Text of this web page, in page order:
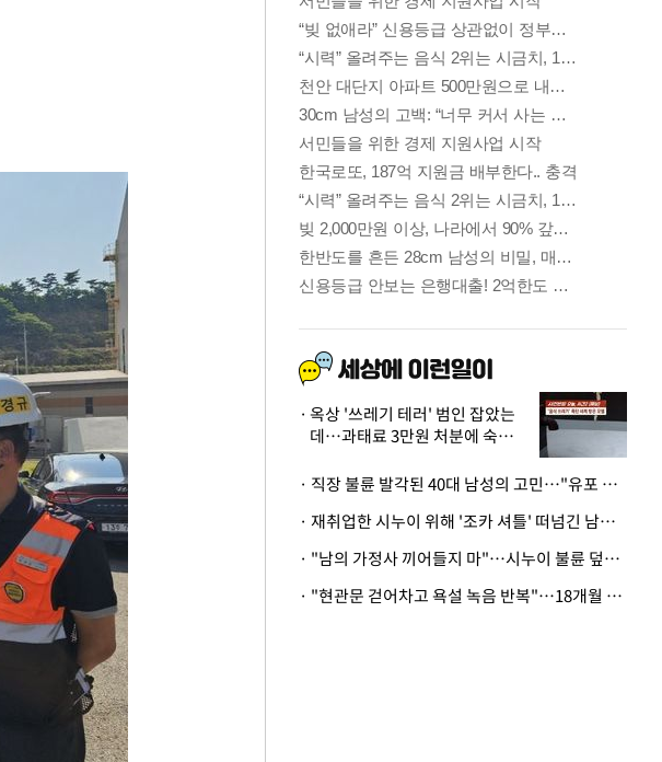
옥상 '쓰레기 테러' 범인 잡았는
데…과태료 3만원 처분에 숙박업
· 직장 불륜 발각된 40대 남성의 고민…"유포 동료 명예훼손·협박죄 고소 가능할까"
· 재취업한 시누이 위해 '조카 셔틀' 떠넘긴 남편…아내 "난 못한다"
· "남의 가정사 끼어들지 마"…시누이 불륜 덮으려는 남편에 억울한 아내
· "현관문 걷어차고 욕설 녹음 반복"…18개월 아기 키우는 집 뒤흔든 '앞집의 비극'